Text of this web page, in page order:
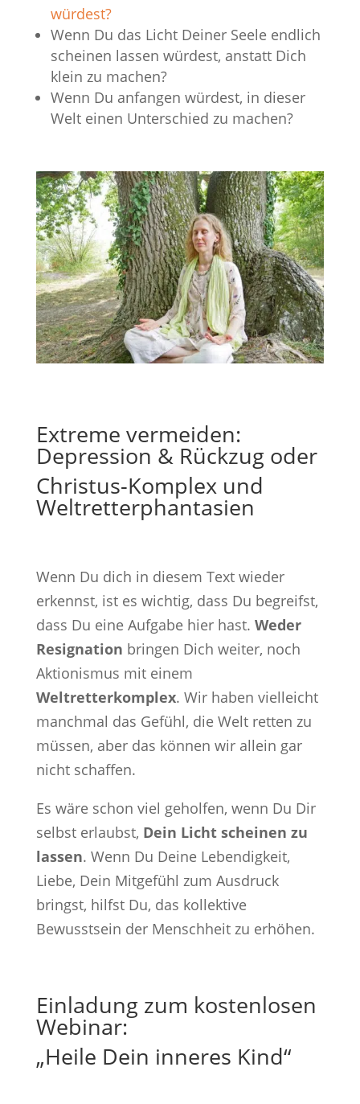
würdest?
Wenn Du das Licht Deiner Seele endlich
scheinen lassen würdest, anstatt Dich
klein zu machen?
Wenn Du anfangen würdest, in dieser
Welt einen Unterschied zu machen?
Extreme vermeiden:
Depression & Rückzug oder
Christus-Komplex und
Weltretterphantasien
Wenn Du dich in diesem Text wieder
erkennst, ist es wichtig, dass Du begreifst,
dass Du eine Aufgabe hier hast. Weder
Resignation bringen Dich weiter, noch
Aktionismus mit einem
Weltretterkomplex. Wir haben vielleicht
manchmal das Gefühl, die Welt retten zu
müssen, aber das können wir allein gar
nicht schaffen.
Es wäre schon viel geholfen, wenn Du Dir
selbst erlaubst, Dein Licht scheinen zu
lassen. Wenn Du Deine Lebendigkeit,
Liebe, Dein Mitgefühl zum Ausdruck
bringst, hilfst Du, das kollektive
Bewusstsein der Menschheit zu erhöhen.
Einladung zum kostenlosen
Webinar:
„Heile Dein inneres Kind“